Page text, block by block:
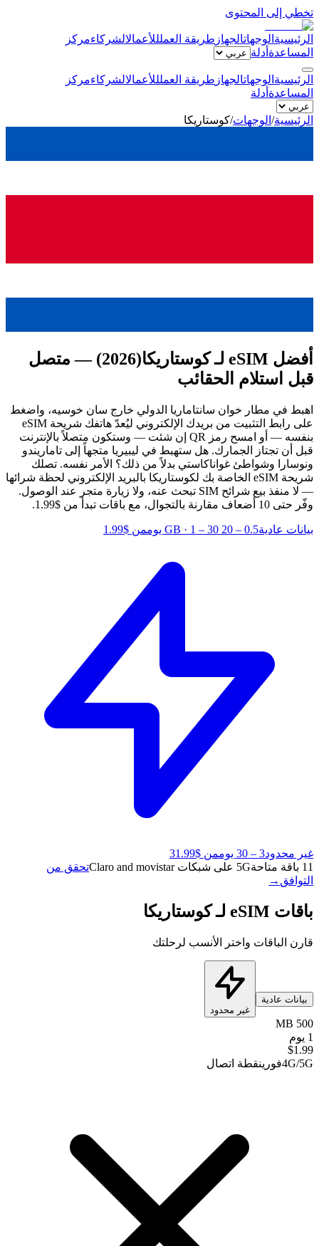
تخطي إلى المحتوى
الرئيسية الوجهاتالجهاز طريقة العملللأعمالالشركاءمركز
المساعدة أدلة
الرئيسية الوجهاتالجهاز طريقة العملللأعمالالشركاءمركز
المساعدة أدلة
الرئيسية/ الوجهات/كوستاريكا
أفضل eSIM لـ كوستاريكا
(2026) — متصل
قبل استلام الحقائب
اهبط في مطار خوان سانتاماريا الدولي خارج سان خوسيه، واضغط
على رابط التثبيت من بريدك الإلكتروني ليُعدّ هاتفك شريحة eSIM
بنفسه — أو امسح رمز QR إن شئت — وستكون متصلاً بالإنترنت
قبل أن تجتاز الجمارك. هل ستهبط في ليبيريا متجهاً إلى تاماريندو
ونوسارا وشواطئ غواناكاستي بدلاً من ذلك؟ الأمر نفسه. تصلك
شريحة eSIM الخاصة بك لكوستاريكا بالبريد الإلكتروني لحظة شرائها
— لا منفذ بيع شرائح SIM تبحث عنه، ولا زيارة متجر عند الوصول.
وفّر حتى 10 أضعاف مقارنة بالتجوال، مع باقات تبدأ من $1.99.
بيانات عادية0.5 – 20 GB
· 1 – 30 يوم من $1.99
غير محدود3 – 30 يوم
من $31.99
11 باقة متاحة
5G على شبكات Claro and movistar
تحقق من
التوافق →
باقات eSIM لـ كوستاريكا
قارن الباقات واختر الأنسب لرحلتك
بيانات عادية
غير محدود
500 MB
1 يوم
$1.99
4G/5Gفورينقطة اتصال